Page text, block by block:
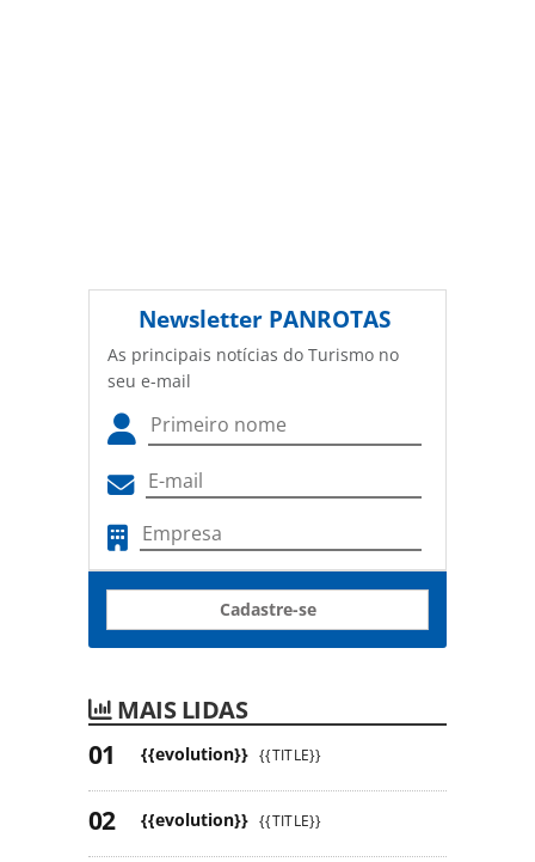
Newsletter PANROTAS
As principais notícias do Turismo no
seu e-mail
Cadastre-se
MAIS LIDAS
{{evolution}} {{TITLE}}
{{evolution}} {{TITLE}}